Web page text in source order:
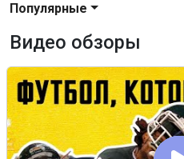
Популярные
Видео обзоры